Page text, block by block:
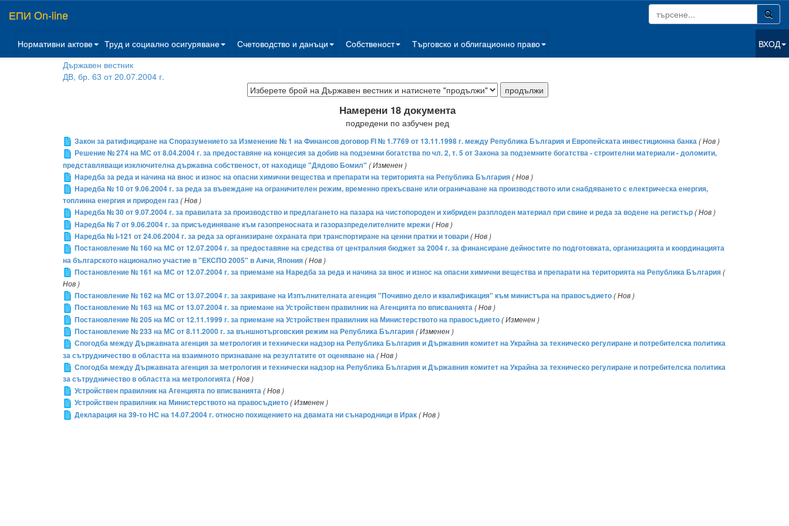
ЕПИ On-line
Нормативни актове Труд и социално осигуряване Счетоводство и данъци Собственост Търговско и облигационно право
ВХОД
Държавен вестник
ДВ, бр. 63 от 20.07.2004 г.
Намерени 18 документа
подредени по азбучен ред
Закон за ратифициране на Споразумението за Изменение № 1 на Финансов договор FI № 1.7769 от 13.11.1998 г. между Република България и Европейската инвестиционна банка( Нов )
Решение № 274 на МС от 8.04.2004 г. за предоставяне на концесия за добив на подземни богатства по чл. 2, т. 5 от Закона за подземните богатства - строителни материали - доломити,
представляващи изключителна държавна собственост, от находище "Дядово Бомил" ( Изменен )
Наредба за реда и начина на внос и износ на опасни химични вещества и препарати на територията на Република България( Нов )
Наредба № 10 от 9.06.2004 г. за реда за въвеждане на ограничителен режим, временно прекъсване или ограничаване на производството или снабдяването с електрическа енергия,
топлинна енергия и природен газ( Нов )
Наредба № 30 от 9.07.2004 г. за правилата за производство и предлагането на пазара на чистопороден и хибриден разплоден материал при свине и реда за водене на регистър( Нов )
Наредба № 7 от 9.06.2004 г. за присъединяване към газопреносната и газоразпределителните мрежи( Нов )
Наредба № I-121 от 24.06.2004 г. за реда за организиране охраната при транспортиране на ценни пратки и товари( Нов )
Постановление № 160 на МС от 12.07.2004 г. за предоставяне на средства от централния бюджет за 2004 г. за финансиране дейностите по подготовката, организацията и координацията
на българското национално участие в "ЕКСПО 2005" в Аичи, Япония( Нов )
Постановление № 161 на МС от 12.07.2004 г. за приемане на Наредба за реда и начина за внос и износ на опасни химични вещества и препарати на територията на Република България(
Нов )
Постановление № 162 на МС от 13.07.2004 г. за закриване на Изпълнителната агенция "Почивно дело и квалификация" към министъра на правосъдието( Нов )
Постановление № 163 на МС от 13.07.2004 г. за приемане на Устройствен правилник на Агенцията по вписванията( Нов )
Постановление № 205 на МС от 12.11.1999 г. за приемане на Устройствен правилник на Министерството на правосъдието( Изменен )
Постановление № 233 на МС от 8.11.2000 г. за външнотърговския режим на Република България( Изменен )
Спогодба между Държавната агенция за метрология и технически надзор на Република България и Държавния комитет на Украйна за техническо регулиране и потребителска политика
за сътрудничество в областта на взаимното признаване на резултатите от оценяване на( Нов )
Спогодба между Държавната агенция за метрология и технически надзор на Република България и Държавния комитет на Украйна за техническо регулиране и потребителска политика
за сътрудничество в областта на метрологията( Нов )
Устройствен правилник на Агенцията по вписванията( Нов )
Устройствен правилник на Министерството на правосъдието( Изменен )
Декларация на 39-то НС на 14.07.2004 г. относно похищението на двамата ни сънародници в Ирак( Нов )